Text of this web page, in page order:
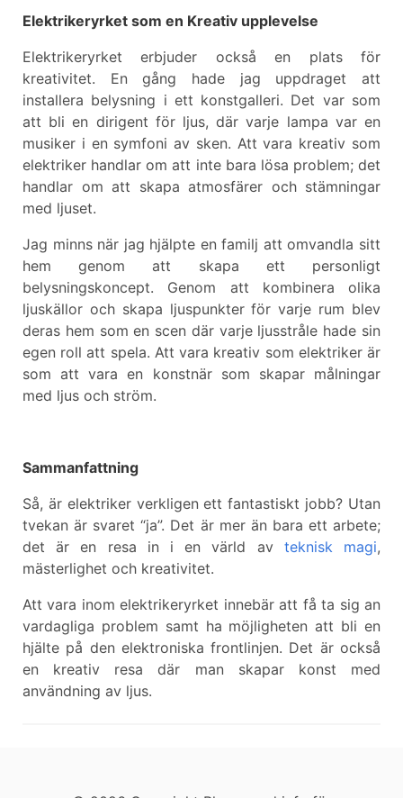
Elektrikeryrket som en Kreativ upplevelse
Elektrikeryrket erbjuder också en plats för
kreativitet. En gång hade jag uppdraget att
installera belysning i ett konstgalleri. Det var som
att bli en dirigent för ljus, där varje lampa var en
musiker i en symfoni av sken. Att vara kreativ som
elektriker handlar om att inte bara lösa problem; det
handlar om att skapa atmosfärer och stämningar
med ljuset.
Jag minns när jag hjälpte en familj att omvandla sitt
hem genom att skapa ett personligt
belysningskoncept. Genom att kombinera olika
ljuskällor och skapa ljuspunkter för varje rum blev
deras hem som en scen där varje ljusstråle hade sin
egen roll att spela. Att vara kreativ som elektriker är
som att vara en konstnär som skapar målningar
med ljus och ström.
Sammanfattning
Så, är elektriker verkligen ett fantastiskt jobb? Utan
tvekan är svaret “ja”. Det är mer än bara ett arbete;
det är en resa in i en värld av teknisk magi,
mästerlighet och kreativitet.
Att vara inom elektrikeryrket innebär att få ta sig an
vardagliga problem samt ha möjligheten att bli en
hjälte på den elektroniska frontlinjen. Det är också
en kreativ resa där man skapar konst med
användning av ljus.